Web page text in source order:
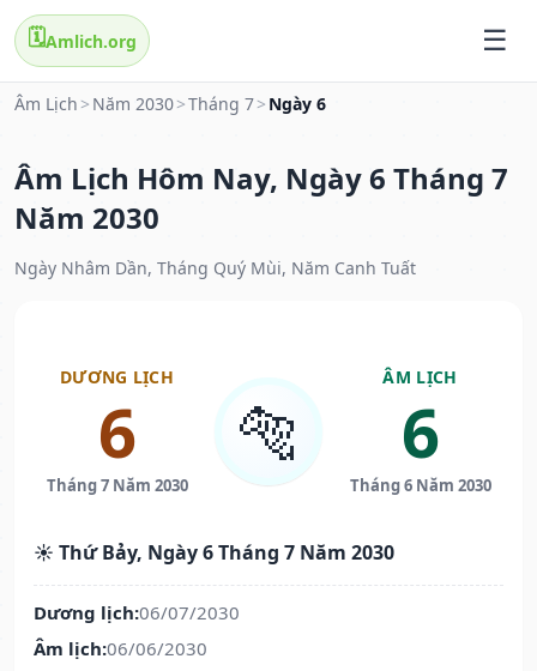
🗓️Amlich.org
Âm Lịch > Năm 2030>Tháng 7> Ngày 6
Âm Lịch Hôm Nay, Ngày 6 Tháng 7
Năm 2030
Ngày Nhâm Dần, Tháng Quý Mùi, Năm Canh Tuất
DƯƠNG LỊCH
6
Tháng 7 Năm 2030
🐅
ÂM LỊCH
6
Tháng 6 Năm 2030
☀️ Thứ Bảy, Ngày 6 Tháng 7 Năm 2030
Dương lịch:06/07/2030
Âm lịch:06/06/2030